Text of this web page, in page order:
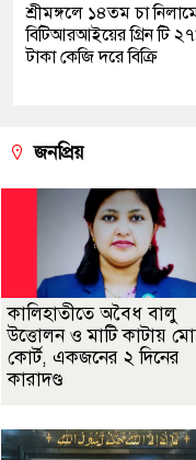
শ্রীমঙ্গলে ১৪তম চা
বিটিআরআইয়ের গ্রিন টি
টাকা কেজি দরে বিক্রি
জনপ্রিয়
কালিহাতীতে অবৈধ বালু
উত্তোলন ও মাটি কাটায়
কোর্ট, একজনের ২ দিনের
কারাদণ্ড